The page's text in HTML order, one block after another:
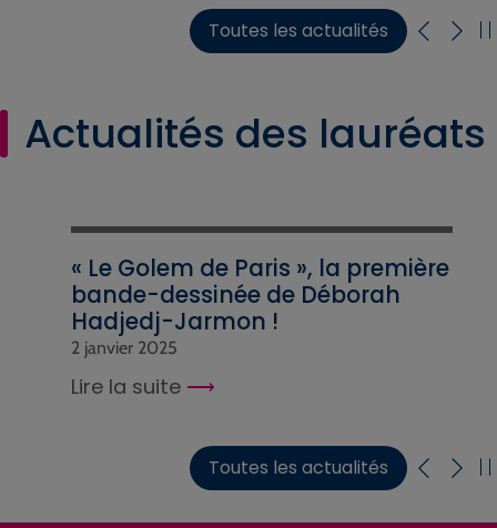
Toutes les actualités
Actualités des lauréats
« Le Golem de Paris », la première
bande-dessinée de Déborah
Hadjedj-Jarmon !
2 janvier 2025
Lire la suite
Toutes les actualités